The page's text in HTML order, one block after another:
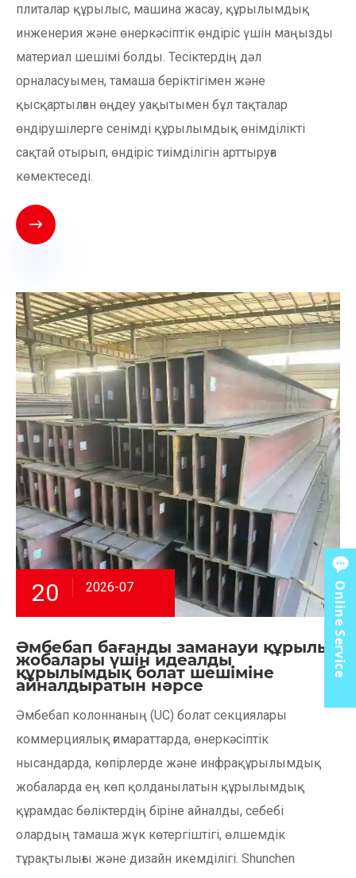
плиталар құрылыс, машина жасау, құрылымдық
инженерия және өнеркәсіптік өндіріс үшін маңызды
материал шешімі болды. Тесіктердің дәл
орналасуымен, тамаша беріктігімен және
қысқартылған өңдеу уақытымен бұл тақталар
өндірушілерге сенімді құрылымдық өнімділікті
сақтай отырып, өндіріс тиімділігін арттыруға
көмектеседі.

20 2026-07
Әмбебап бағанды ​​заманауи құрылыс
жобалары үшін идеалды
құрылымдық болат шешіміне
айналдыратын нәрсе
Әмбебап колоннаның (UC) болат секциялары
коммерциялық ғимараттарда, өнеркәсіптік
нысандарда, көпірлерде және инфрақұрылымдық
жобаларда ең көп қолданылатын құрылымдық
құрамдас бөліктердің біріне айналды, себебі
олардың тамаша жүк көтергіштігі, өлшемдік
тұрақтылығы және дизайн икемділігі. Shunchen
Online Service